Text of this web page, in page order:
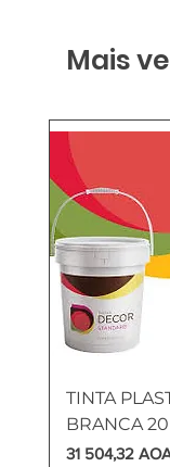
Mais
TINTA
BRANCA
Preço
31 504,32